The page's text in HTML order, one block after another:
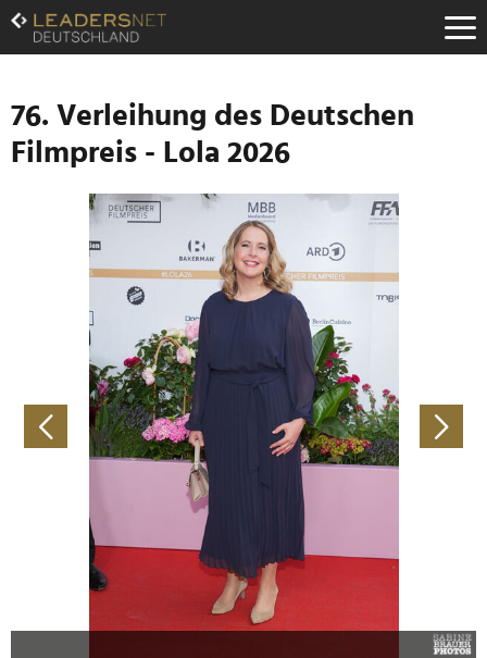
Zum
Inhalt
Zur
Navigation
Zur
Hauptnavigation
76. Verleihung des Deutschen
Filmpreis - Lola 2026